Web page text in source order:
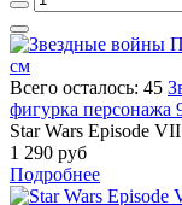
Всего осталось: 45
фигурка персонажа
Star Wars Episode
1 290 руб
Подробнее